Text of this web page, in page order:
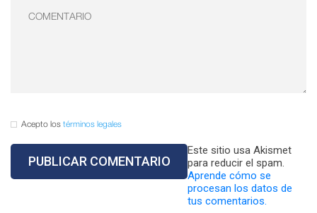
Acepto los términos legales
Este sitio usa Akismet
para reducir el spam.
Aprende cómo se
procesan los datos de
tus comentarios.